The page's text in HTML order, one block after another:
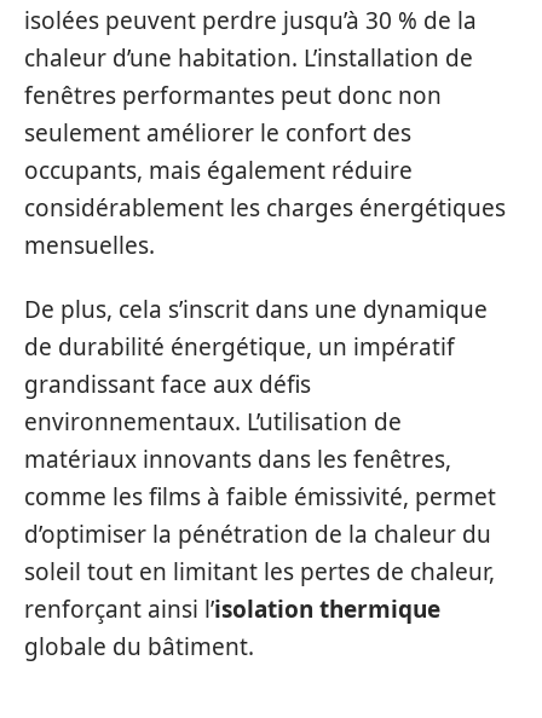
isolées peuvent perdre jusqu’à 30 % de la
chaleur d’une habitation. L’installation de
fenêtres performantes peut donc non
seulement améliorer le confort des
occupants, mais également réduire
considérablement les charges énergétiques
mensuelles.
De plus, cela s’inscrit dans une dynamique
de durabilité énergétique, un impératif
grandissant face aux défis
environnementaux. L’utilisation de
matériaux innovants dans les fenêtres,
comme les films à faible émissivité, permet
d’optimiser la pénétration de la chaleur du
soleil tout en limitant les pertes de chaleur,
renforçant ainsi l’isolation thermique
globale du bâtiment.